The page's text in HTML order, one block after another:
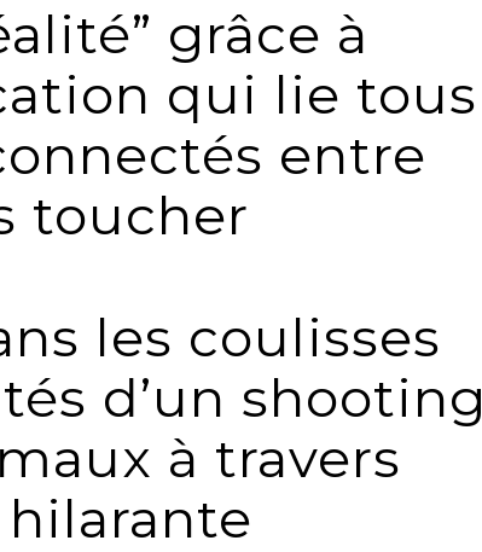
grâce à
qui lie tous
entre
toucher
les coulisses
d’un shooting
à travers